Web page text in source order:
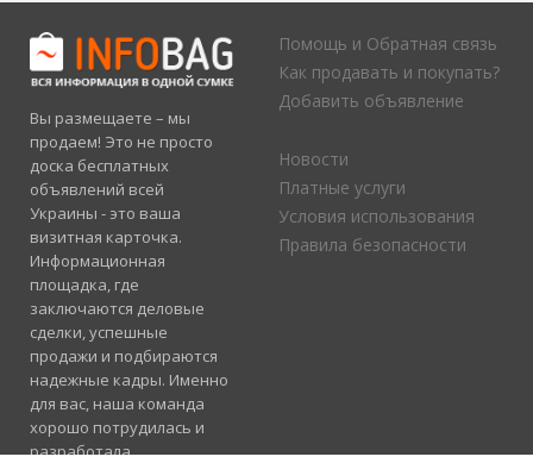
Вы размещаете – мы
продаем! Это не просто
доска бесплатных
объявлений всей
Украины - это ваша
визитная карточка.
Информационная
площадка, где
заключаются деловые
сделки, успешные
продажи и подбираются
надежные кадры. Именно
для вас, наша команда
хорошо потрудилась и
разработала
Помощь и Обратная связь
Как продавать и покупать?
Добавить объявление
Новости
Платные услуги
Условия использования
Правила безопасности